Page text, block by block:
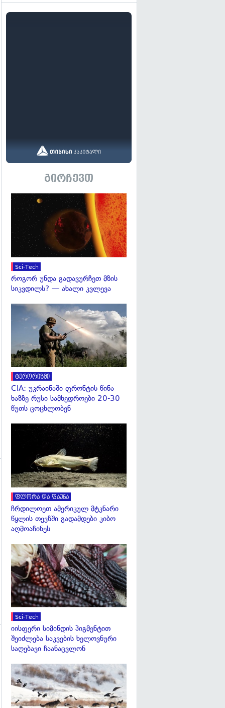
გადახედვა
გადახედვა
გირჩევთ
Sci-Tech
როგორ უნდა გადავურჩეთ მზის
სიკვდილს? — ახალი კვლევა
ტერორიზმი
CIA: უკრაინაში ფრონტის წინა
ხაზზე რუსი სამხედროები 20-30
წუთს ცოცხლობენ
ფლორა და ფაუნა
ჩრდილოეთ ამერიკულ მტკნარი
წყლის თევზში გადამდები კიბო
აღმოაჩინეს
Sci-Tech
იისფერი სიმინდის პიგმენტით
შეიძლება საკვების ხელოვნური
საღებავი ჩაანაცვლონ